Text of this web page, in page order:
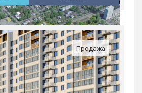
на ВИЗе...
область,
Продажа